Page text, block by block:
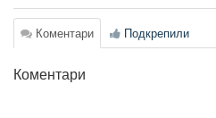
Коментари Подкрепили
Коментари